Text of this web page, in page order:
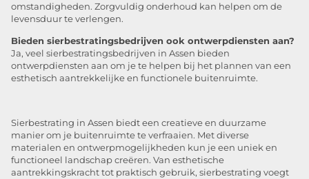
omstandigheden. Zorgvuldig onderhoud kan helpen om de
levensduur te verlengen.
Bieden sierbestratingsbedrijven ook ontwerpdiensten aan?
Ja, veel sierbestratingsbedrijven in Assen bieden
ontwerpdiensten aan om je te helpen bij het plannen van een
esthetisch aantrekkelijke en functionele buitenruimte.
Sierbestrating in Assen biedt een creatieve en duurzame
manier om je buitenruimte te verfraaien. Met diverse
materialen en ontwerpmogelijkheden kun je een uniek en
functioneel landschap creëren. Van esthetische
aantrekkingskracht tot praktisch gebruik, sierbestrating voegt